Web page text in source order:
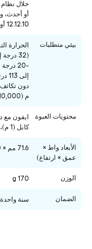
12.12.10 أو أحدث
بيئي متطلبات
م (10,000 قدم)
محتويات العبوة
كابل (1 م)، التوثيق
الأبعاد واط ×
عمق × ارتفاع)
71.6 مم × 7.80 مم × 147.6 مم
الوزن 170 g
الضمان سنة واحدة